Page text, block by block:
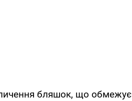
бляшок, що обмежує